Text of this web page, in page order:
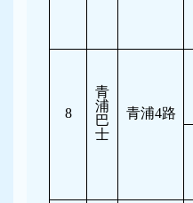
8
青
浦
巴
士
青浦4路